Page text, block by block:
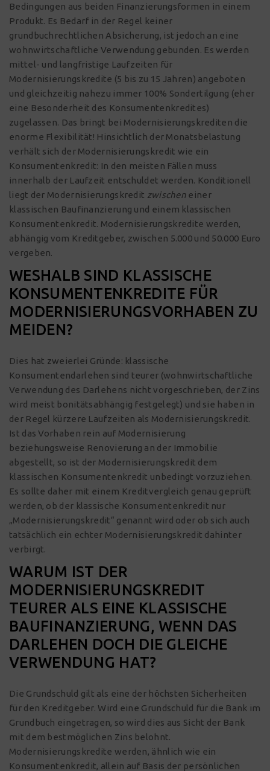
Bedingungen aus beiden Finanzierungsformen in einem
Produkt. Es Bedarf in der Regel keiner
grundbuchrechtlichen Absicherung, ist jedoch an eine
wohnwirtschaftliche Verwendung gebunden. Es werden
mittel- und langfristige Laufzeiten für
Modernisierungskredite (5 bis zu 15 Jahren) angeboten
und gleichzeitig nahezu immer 100% Sondertilgung (eher
eine Besonderheit des Konsumentenkredites)
zugelassen. Das bringt bei Modernisierungskrediten die
enorme Flexibilität! Hinsichtlich der Monatsbelastung
verhält sich der Modernisierungskredit wie ein
Konsumentenkredit: In den meisten Fällen muss
innerhalb der Laufzeit entschuldet werden. Konditionell
liegt der Modernisierungskredit zwischen einer
klassischen Baufinanzierung und einem klassischen
Konsumentenkredit. Modernisierungskredite werden,
abhängig vom Kreditgeber, zwischen 5.000 und 50.000 Euro
vergeben.
WESHALB SIND KLASSISCHE
KONSUMENTENKREDITE FÜR
MODERNISIERUNGSVORHABEN ZU
MEIDEN?
Dies hat zweierlei Gründe: klassische
Konsumentendarlehen sind teurer (wohnwirtschaftliche
Verwendung des Darlehens nicht vorgeschrieben, der Zins
wird meist bonitätsabhängig festgelegt) und sie haben in
der Regel kürzere Laufzeiten als Modernisierungskredit.
Ist das Vorhaben rein auf Modernisierung
beziehungsweise Renovierung an der Immobilie
abgestellt, so ist der Modernisierungskredit dem
klassischen Konsumentenkredit unbedingt vorzuziehen.
Es sollte daher mit einem Kreditvergleich genau geprüft
werden, ob der klassische Konsumentenkredit nur
„Modernisierungskredit“ genannt wird oder ob sich auch
tatsächlich ein echter Modernisierungskredit dahinter
verbirgt.
WARUM IST DER
MODERNISIERUNGSKREDIT
TEURER ALS EINE KLASSISCHE
BAUFINANZIERUNG, WENN DAS
DARLEHEN DOCH DIE GLEICHE
VERWENDUNG HAT?
Die Grundschuld gilt als eine der höchsten Sicherheiten
für den Kreditgeber. Wird eine Grundschuld für die Bank im
Grundbuch eingetragen, so wird dies aus Sicht der Bank
mit dem bestmöglichen Zins belohnt.
Modernisierungskredite werden, ähnlich wie ein
Konsumentenkredit, allein auf Basis der persönlichen